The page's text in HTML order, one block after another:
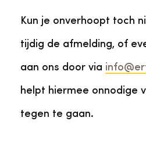
Kun je onverhoopt toch
tijdig de afmelding, of
aan ons door via
helpt hiermee onnodige
tegen te gaan.